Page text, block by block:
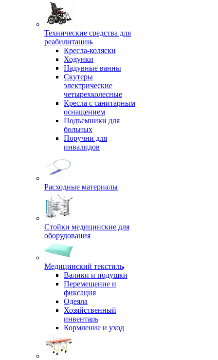
Технические средства для
реабилитации
Кресла-коляски
Ходунки
Надувные ванны
Скутеры
электрические
четырехколесные
Кресла с санитарным
оснащением
Подъемники для
больных
Поручни для
инвалидов
Расходные материалы
Стойки медицинские для
оборудования
Медицинский текстиль
Валики и подушки
Перемещение и
фиксация
Одеяла
Хозяйственный
инвентарь
Кормление и уход